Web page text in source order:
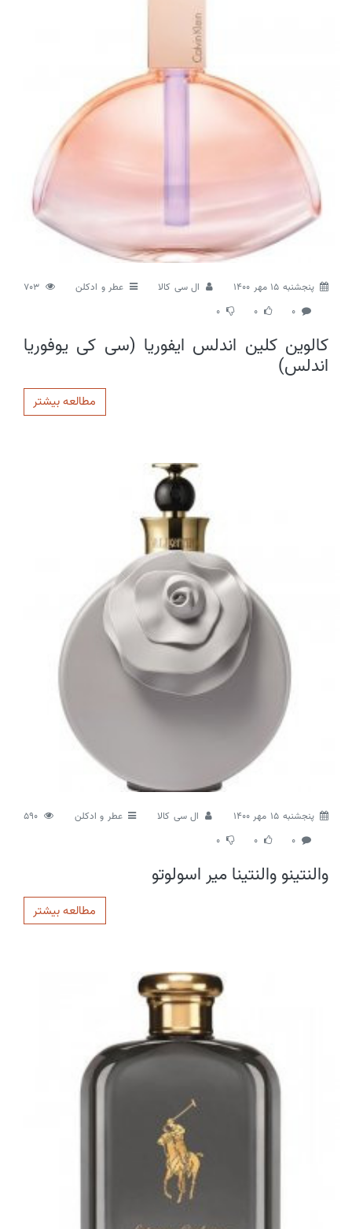
پنجشنبه 15 مهر 1400 ال سی کالا عطر و ادکلن
703
0
0
0
کالوین کلین اندلس ایفوریا (سی کی یوفوریا
اندلس)
مطالعه بیشتر
پنجشنبه 15 مهر 1400 ال سی کالا عطر و ادکلن
590
0
0
0
والنتینو والنتینا میر اسولوتو
مطالعه بیشتر